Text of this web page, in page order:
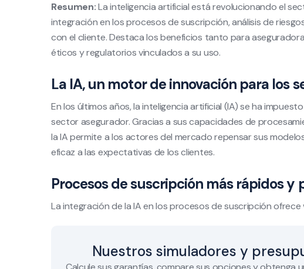
Resumen:La inteligencia artificial está revolucionando el
integración en los procesos de suscripción, análisis de
con el cliente. Destaca los beneficios tanto para
éticos y regulatorios vinculados a su uso.
La IA, un motor de innovación para los
En los últimos años, la inteligencia artificial (IA) se ha
sector asegurador. Gracias a sus capacidades de
la IA permite a los actores del mercado repensar sus
eficaz a las expectativas de los clientes.
Procesos de suscripción más rápidos y
La integración de la IA en los procesos de suscripción
Nuestros simuladores y